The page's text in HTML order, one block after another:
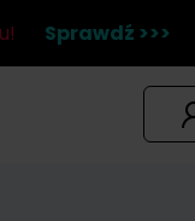
Sprawdź >>>